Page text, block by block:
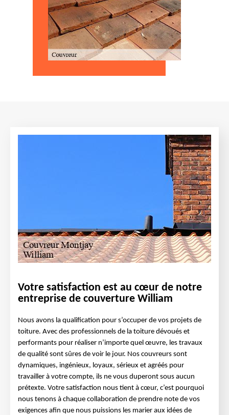
Votre satisfaction est au cœur de notre
entreprise de couverture William
Nous avons la qualification pour s’occuper de vos projets de
toiture. Avec des professionnels de la toiture dévoués et
performants pour réaliser n’importe quel œuvre, les travaux
de qualité sont sûres de voir le jour. Nos couvreurs sont
dynamiques, ingénieux, loyaux, sérieux et agréés pour
travailler à votre compte, ils ne vous duperont sous aucun
prétexte. Votre satisfaction nous tient à cœur, c’est pourquoi
nous tenons à chaque collaboration de prendre note de vos
exigences afin que nous puissions les marier aux idées de